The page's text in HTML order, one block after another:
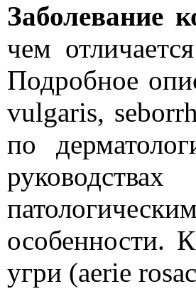
Заболевание
чем
Подробное
vulgaris,
по
особенности.
угри (aerie